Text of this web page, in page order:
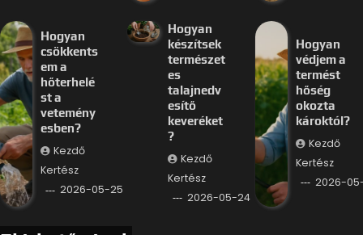
Hogyan
csökkents
em a
hőterhelé
st a
vetemény
esben?
Kezdő
Kertész
2026-05-25
Hogyan
készítsek
természet
es
talajnedv
esítő
keveréket
?
Kezdő
Kertész
2026-05-24
Hogyan
védjem a
termést
hőség
okozta
károktól?
Kezdő
Kertész
2026-